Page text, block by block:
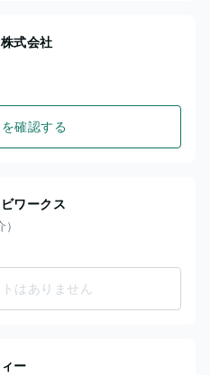
式会社
確認する
ワークス
はありません
ー